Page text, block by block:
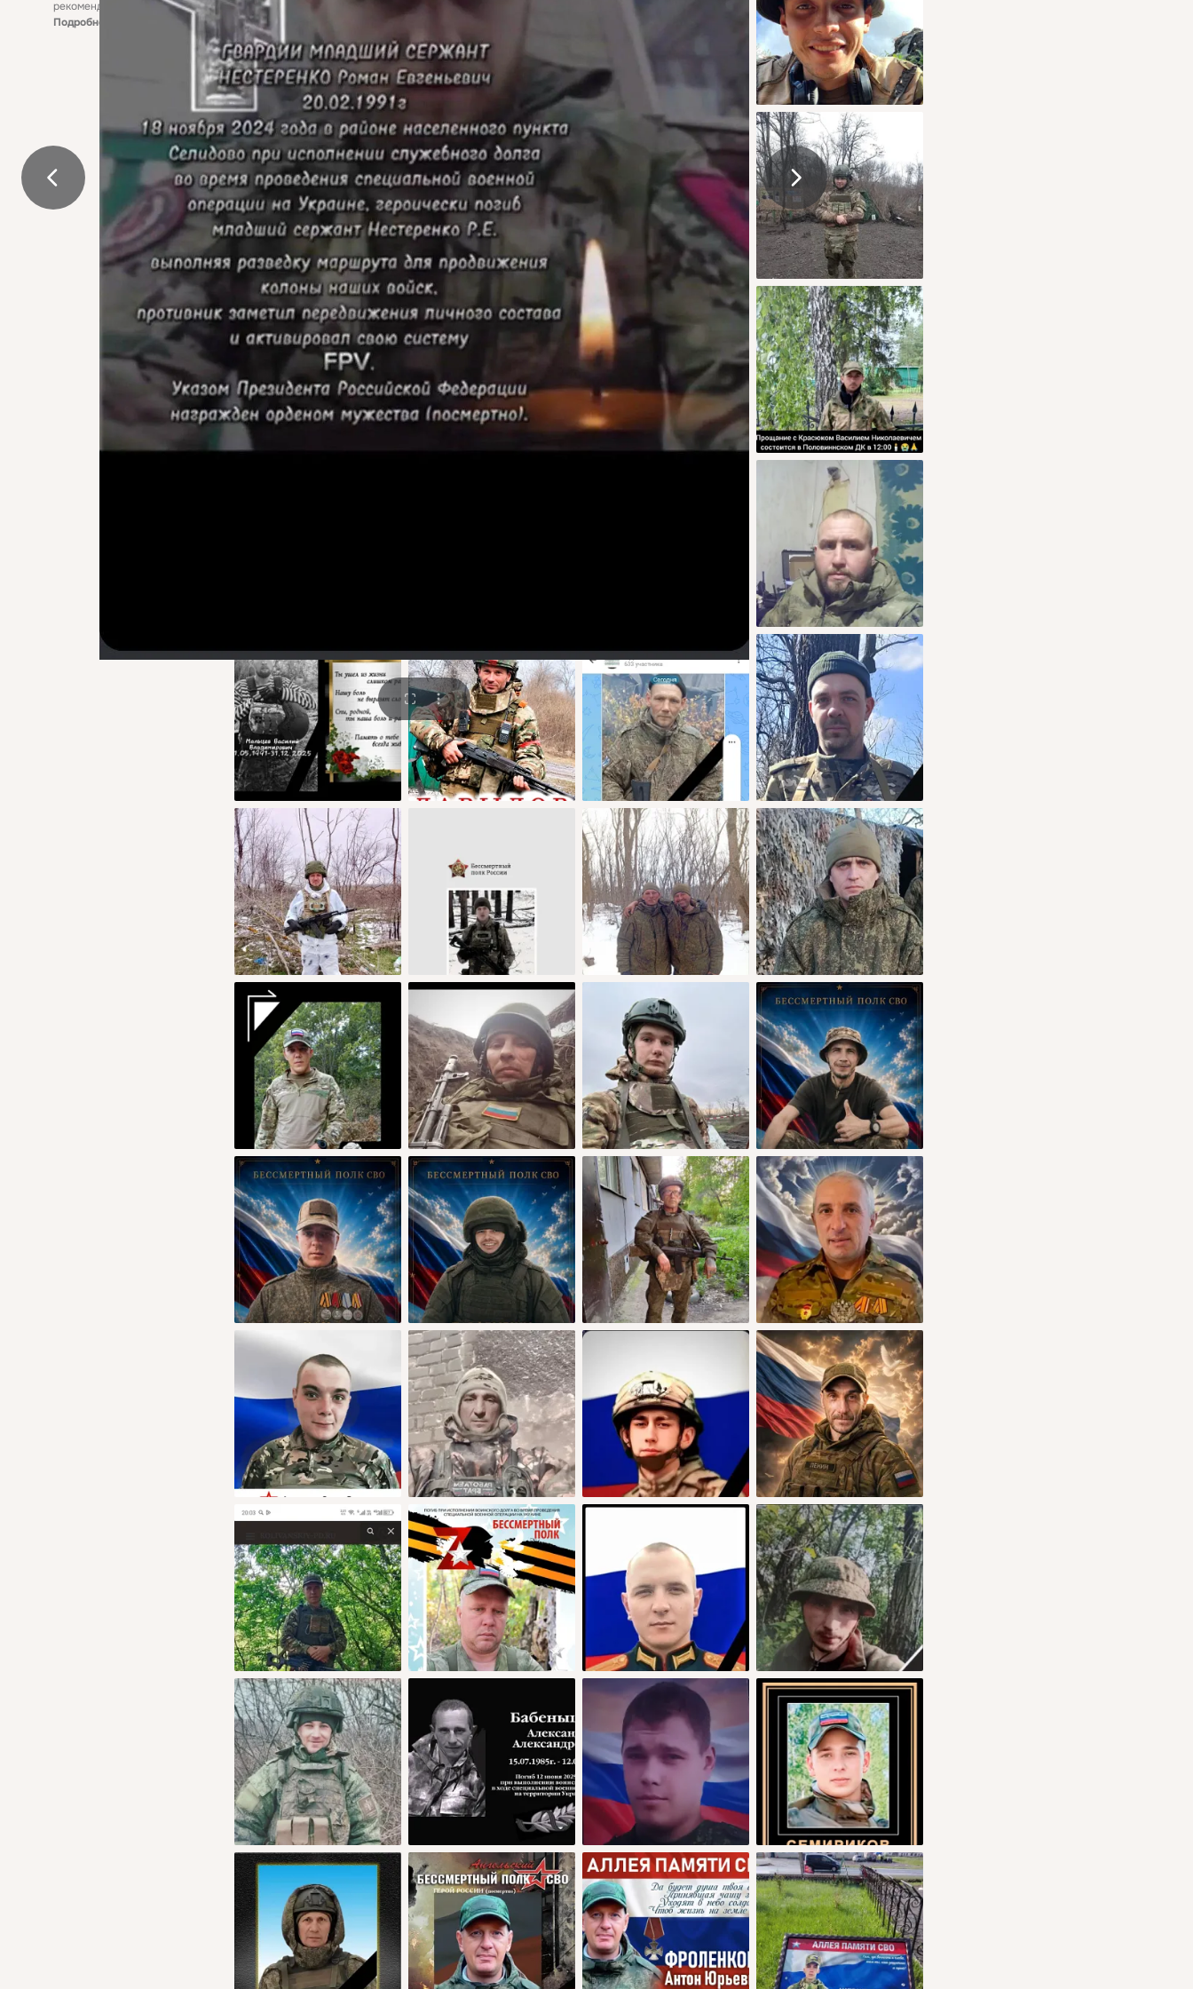
рекомендательные технологии
Подробнее